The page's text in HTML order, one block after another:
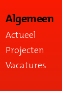
Algemeen
Actueel
Projecten
Vacatures